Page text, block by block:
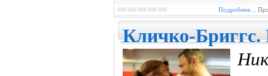
Подробнее...
Кличко-